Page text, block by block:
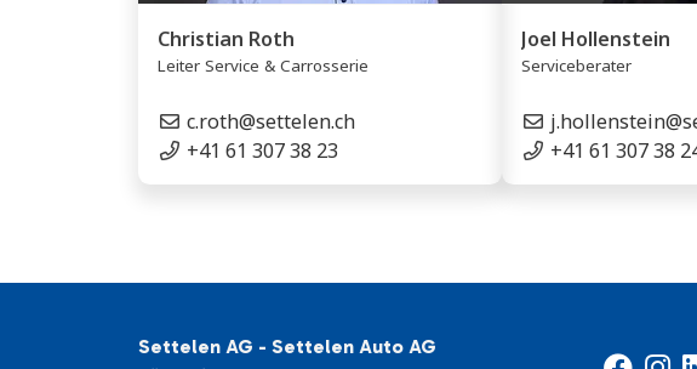
Christian Roth
Leiter Service & Carrosserie
c.roth@settelen.ch
+41 61 307 38 23
Joel Hollenstein
Serviceberater
+41 61 307 38
Settelen AG - Settelen Auto AG